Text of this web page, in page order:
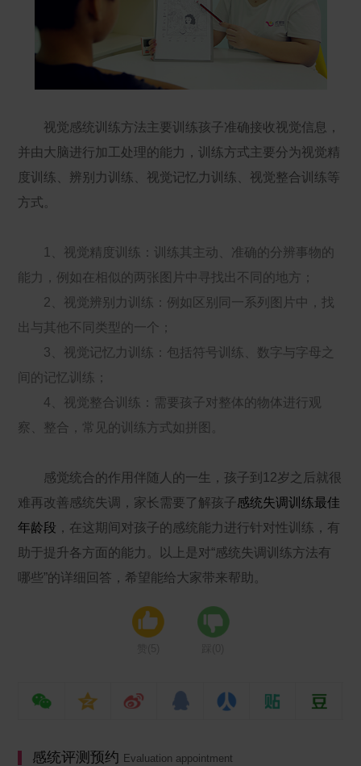
视觉感统训练方法主要训练孩子准确接收视觉信息，
并由大脑进行加工处理的能力，训练方式主要分为视觉精
度训练、辨别力训练、视觉记忆力训练、视觉整合训练等
方式。
1、视觉精度训练：训练其主动、准确的分辨事物的
能力，例如在相似的两张图片中寻找出不同的地方；
2、视觉辨别力训练：例如区别同一系列图片中，找
出与其他不同类型的一个；
3、视觉记忆力训练：包括符号训练、数字与字母之
间的记忆训练；
4、视觉整合训练：需要孩子对整体的物体进行观
察、整合，常见的训练方式如拼图。
感觉统合的作用伴随人的一生，孩子到12岁之后就很
难再改善感统失调，家长需要了解孩子感统失调训练最佳
年龄段 ，在这期间对孩子的感统能力进行针对性训练，有
助于提升各方面的能力。以上是对“感统失调训练方法有
哪些”的详细回答，希望能给大家带来帮助。
感统评测预约 Evaluation appointment